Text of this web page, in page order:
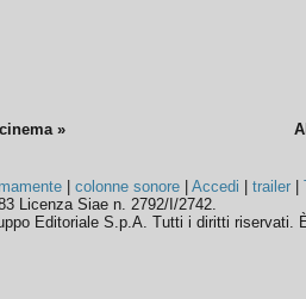
»
|colonne sonore |Accedi |trailer |
Licenza Siae n. 2792/I/2742.
Editoriale S.p.A. Tutti i diritti riservati.